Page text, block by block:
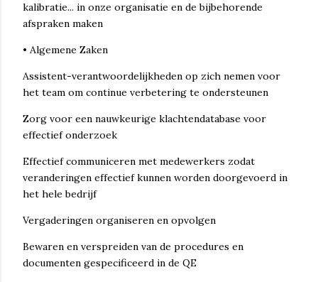
kalibratie... in onze organisatie en de bijbehorende
afspraken maken
• Algemene Zaken
Assistent-verantwoordelijkheden op zich nemen voor
het team om continue verbetering te ondersteunen
Zorg voor een nauwkeurige klachtendatabase voor
effectief onderzoek
Effectief communiceren met medewerkers zodat
veranderingen effectief kunnen worden doorgevoerd in
het hele bedrijf
Vergaderingen organiseren en opvolgen
Bewaren en verspreiden van de procedures en
documenten gespecificeerd in de QE